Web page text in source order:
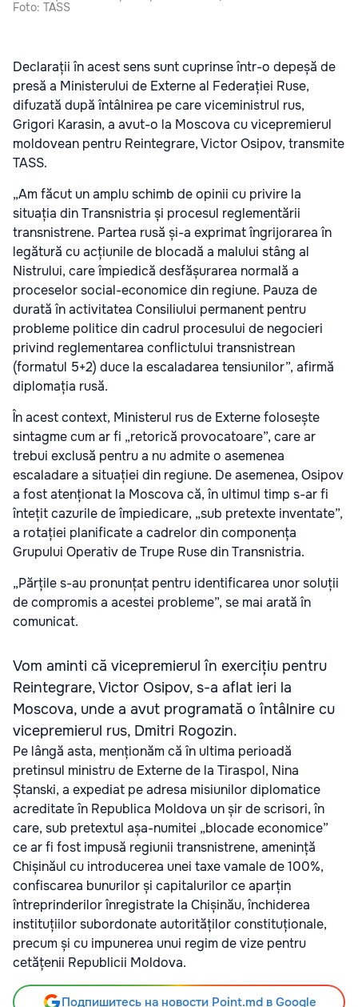
Foto: TASS
Declarații în acest sens sunt cuprinse într-o depeșă de
presă a Ministerului de Externe al Federației Ruse,
difuzată după întâlnirea pe care viceministrul rus,
Grigori Karasin, a avut-o la Moscova cu vicepremierul
moldovean pentru Reintegrare, Victor Osipov, transmite
TASS.
„Am făcut un amplu schimb de opinii cu privire la
situația din Transnistria și procesul reglementării
transnistrene. Partea rusă și-a exprimat îngrijorarea în
legătură cu acțiunile de blocadă a malului stâng al
Nistrului, care împiedică desfășurarea normală a
proceselor social-economice din regiune. Pauza de
durată în activitatea Consiliului permanent pentru
probleme politice din cadrul procesului de negocieri
privind reglementarea conflictului transnistrean
(formatul 5+2) duce la escaladarea tensiunilor”, afirmă
diplomația rusă.
În acest context, Ministerul rus de Externe folosește
sintagme cum ar fi „retorică provocatoare”, care ar
trebui exclusă pentru a nu admite o asemenea
escaladare a situației din regiune. De asemenea, Osipov
a fost atenționat la Moscova că, în ultimul timp s-ar fi
întețit cazurile de împiedicare, „sub pretexte inventate”,
a rotației planificate a cadrelor din componența
Grupului Operativ de Trupe Ruse din Transnistria.
„Părțile s-au pronunțat pentru identificarea unor soluții
de compromis a acestei probleme”, se mai arată în
comunicat.
Vom aminti că vicepremierul în exercițiu pentru
Reintegrare, Victor Osipov, s-a aflat ieri la
Moscova, unde a avut programată o întâlnire cu
vicepremierul rus, Dmitri Rogozin.
Pe lângă asta, menționăm că în ultima perioadă
pretinsul ministru de Externe de la Tiraspol, Nina
Ștanski, a expediat pe adresa misiunilor diplomatice
acreditate în Republica Moldova un șir de scrisori, în
care, sub pretextul așa-numitei „blocade economice”
ce ar fi fost impusă regiunii transnistrene, amenință
Chișinăul cu introducerea unei taxe vamale de 100%,
confiscarea bunurilor și capitalurilor ce aparțin
întreprinderilor înregistrate la Chișinău, închiderea
instituțiilor subordonate autorităților constituționale,
precum și cu impunerea unui regim de vize pentru
cetățenii Republicii Moldova.
Подпишитесь на новости Point.md в Google